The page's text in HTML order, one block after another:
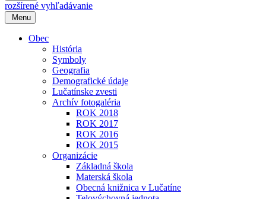
rozšírené vyhľadávanie
Menu
Obec
História
Symboly
Geografia
Demografické údaje
Lučatínske zvesti
Archív fotogaléria
ROK 2018
ROK 2017
ROK 2016
ROK 2015
Organizácie
Základná škola
Materská škola
Obecná knižnica v Lučatíne